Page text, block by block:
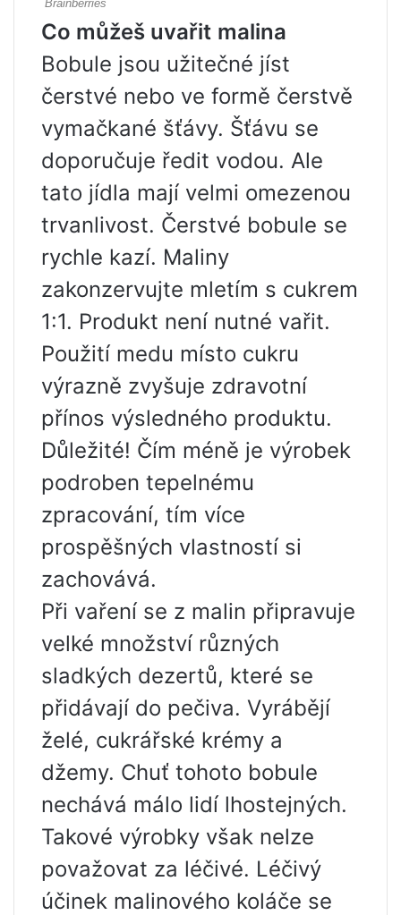
Co můžeš uvařit malina
Bobule jsou užitečné jíst
čerstvé nebo ve formě čerstvě
vymačkané šťávy. Šťávu se
doporučuje ředit vodou. Ale
tato jídla mají velmi omezenou
trvanlivost. Čerstvé bobule se
rychle kazí. Maliny
zakonzervujte mletím s cukrem
1:1. Produkt není nutné vařit.
Použití medu místo cukru
výrazně zvyšuje zdravotní
přínos výsledného produktu.
Důležité! Čím méně je výrobek
podroben tepelnému
zpracování, tím více
prospěšných vlastností si
zachovává.
Při vaření se z malin připravuje
velké množství různých
sladkých dezertů, které se
přidávají do pečiva. Vyrábějí
želé, cukrářské krémy a
džemy. Chuť tohoto bobule
nechává málo lidí lhostejných.
Takové výrobky však nelze
považovat za léčivé. Léčivý
účinek malinového koláče se